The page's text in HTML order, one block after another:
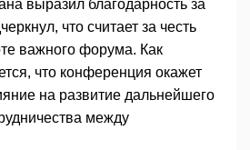
выразил благодарность за
что считает за честь
важного форума. Как
что конференция окажет
на развитие дальнейшего
между